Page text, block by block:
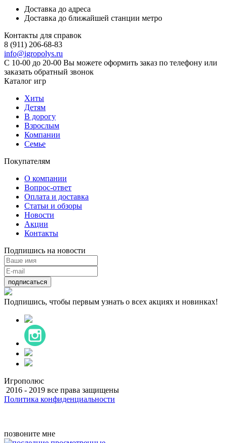
Доставка до адреса
Доставка до ближайшей станции метро
Контакты для справок
8 (911) 206-68-83
info@igropolys.ru
С 10-00 до 20-00 Вы можете оформить заказ по телефону или
заказать обратный звонок
Каталог игр
Хиты
Детям
В дорогу
Взрослым
Компании
Семье
Покупателям
О компании
Вопрос-ответ
Оплата и доставка
Статьи и обзоры
Новости
Акции
Контакты
Подпишись на новости
подписаться
Подпишись, чтобы первым узнать о всех акциях и новинках!
Игрополюс
2016 - 2019 все права защищены
Политика конфиденциальности
позвоните мне